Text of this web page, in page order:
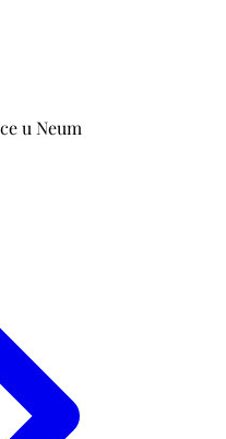
u Neum